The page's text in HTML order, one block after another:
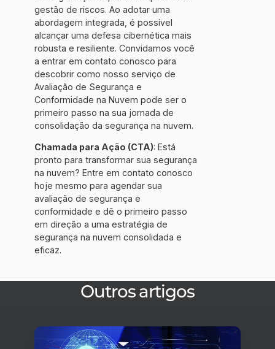
gestão de riscos. Ao adotar uma
abordagem integrada, é possível
alcançar uma defesa cibernética mais
robusta e resiliente. Convidamos você
a entrar em contato conosco para
descobrir como nosso serviço de
Avaliação de Segurança e
Conformidade na Nuvem pode ser o
primeiro passo na sua jornada de
consolidação da segurança na nuvem.
Chamada para Ação (CTA): Está
pronto para transformar sua segurança
na nuvem? Entre em contato conosco
hoje mesmo para agendar sua
avaliação de segurança e
conformidade e dê o primeiro passo
em direção a uma estratégia de
segurança na nuvem consolidada e
eficaz.
Outros artigos